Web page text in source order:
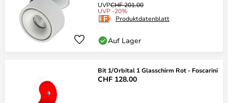
UVPCHF 201.00
UVP -20%
Produktdatenblatt
Auf Lager
Bit 1/Orbital 1 Glasschirm Rot - Foscarini
CHF 128.00